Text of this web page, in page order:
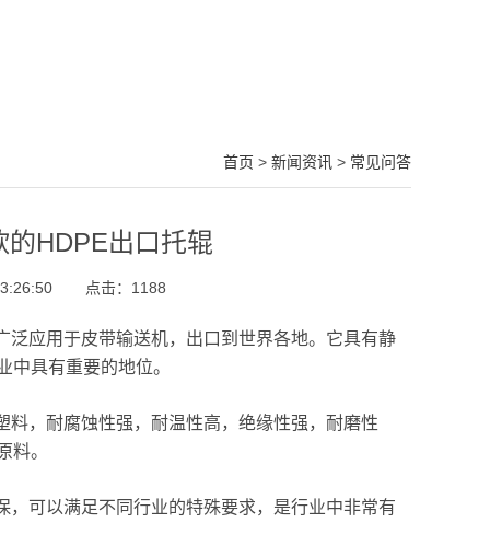
首页 > 新闻资讯 > 常见问答
HDPE出口托辊
点击： 1188
应用于皮带输送机，出口到世界各地。它具有静
具有重要的地位。
，耐腐蚀性强，耐温性高，绝缘性强，耐磨性
料。
可以满足不同行业的特殊要求，是行业中非常有